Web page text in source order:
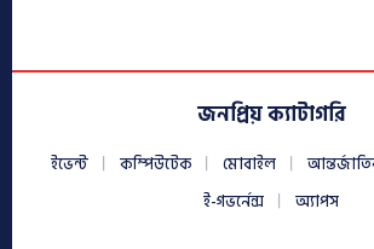
জনপ্রিয় ক্যাটাগরি
ইভেন্ট কম্পিউটেক মোবাইল
ই-গভর্নেন্স
অ্যাপস